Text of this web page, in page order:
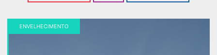
ENVELHECIMENTO